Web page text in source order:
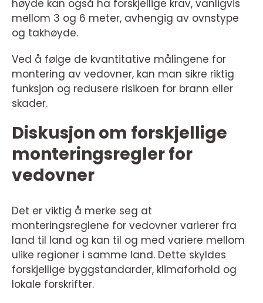
høyde kan også ha forskjellige krav, vanligvis
mellom 3 og 6 meter, avhengig av ovnstype
og takhøyde.
Ved å følge de kvantitative målingene for
montering av vedovner, kan man sikre riktig
funksjon og redusere risikoen for brann eller
skader.
Diskusjon om forskjellige
monteringsregler for
vedovner
Det er viktig å merke seg at
monteringsreglene for vedovner varierer fra
land til land og kan til og med variere mellom
ulike regioner i samme land. Dette skyldes
forskjellige byggstandarder, klimaforhold og
lokale forskrifter.